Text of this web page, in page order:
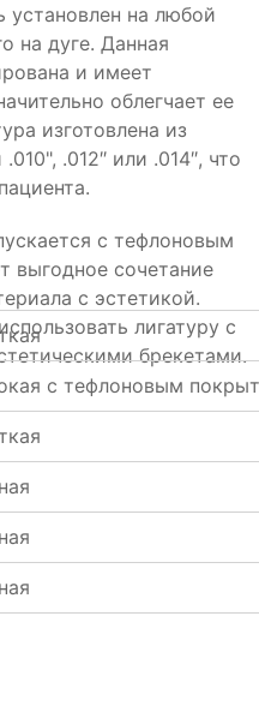
на любой
на дуге. Данная
и имеет
облегчает ее
изготовлена из
.012″ или .014″, что
с тефлоновым
выгодное сочетание
с эстетикой.
лигатуру с
брекетами.
с тефлоновым